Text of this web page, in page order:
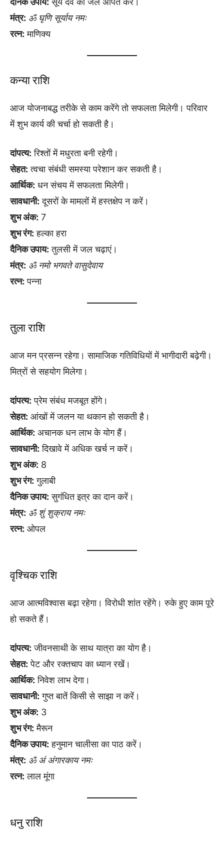
मंत्र: ॐ घृणि सूर्याय नमः
रत्न: माणिक्य
कन्या राशि
आज योजनाबद्ध तरीके से काम करेंगे तो सफलता मिलेगी। परिवार
में शुभ कार्य की चर्चा हो सकती है।
दांपत्य: रिश्तों में मधुरता बनी रहेगी।
सेहत: त्वचा संबंधी समस्या परेशान कर सकती है।
आर्थिक: धन संचय में सफलता मिलेगी।
सावधानी: दूसरों के मामलों में हस्तक्षेप न करें।
शुभ अंक: 7
शुभ रंग: हल्का हरा
दैनिक उपाय: तुलसी में जल चढ़ाएं।
मंत्र: ॐ नमो भगवते वासुदेवाय
रत्न: पन्ना
तुला राशि
आज मन प्रसन्न रहेगा। सामाजिक गतिविधियों में भागीदारी बढ़ेगी।
मित्रों से सहयोग मिलेगा।
दांपत्य: प्रेम संबंध मजबूत होंगे।
सेहत: आंखों में जलन या थकान हो सकती है।
आर्थिक: अचानक धन लाभ के योग हैं।
सावधानी: दिखावे में अधिक खर्च न करें।
शुभ अंक: 8
शुभ रंग: गुलाबी
दैनिक उपाय: सुगंधित इत्र का दान करें।
मंत्र: ॐ शुं शुक्राय नमः
रत्न: ओपल
वृश्चिक राशि
आज आत्मविश्वास बढ़ा रहेगा। विरोधी शांत रहेंगे। रुके हुए काम पूरे
हो सकते हैं।
दांपत्य: जीवनसाथी के साथ यात्रा का योग है।
सेहत: पेट और रक्तचाप का ध्यान रखें।
आर्थिक: निवेश लाभ देगा।
सावधानी: गुप्त बातें किसी से साझा न करें।
शुभ अंक: 3
शुभ रंग: मैरून
दैनिक उपाय: हनुमान चालीसा का पाठ करें।
मंत्र: ॐ अं अंगारकाय नमः
रत्न: लाल मूंगा
धनु राशि